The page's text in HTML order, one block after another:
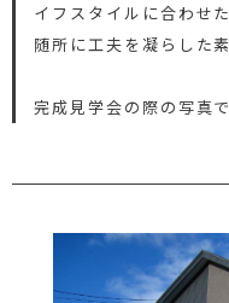
イフスタイルに合わせ
随所に工夫を凝らした
完成見学会の際の写真